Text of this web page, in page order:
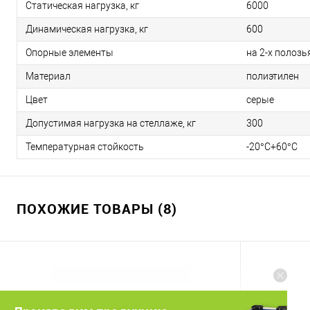
Статическая нагрузка, кг 6000
Динамическая нагрузка, кг 600
Опорные элементы на 2-х
Материал полиэтилен
Цвет серые
Допустимая нагрузка на стеллаже, кг 300
Температурная стойкость -20°C+60°C
ПОХОЖИЕ ТОВАРЫ (8)